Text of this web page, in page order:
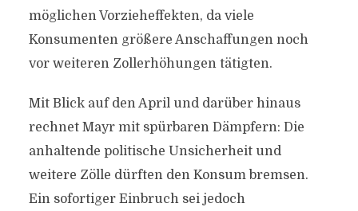
möglichen Vorzieheffekten, da viele
Konsumenten größere Anschaffungen noch
vor weiteren Zollerhöhungen tätigten.
Mit Blick auf den April und darüber hinaus
rechnet Mayr mit spürbaren Dämpfern: Die
anhaltende politische Unsicherheit und
weitere Zölle dürften den Konsum bremsen.
Ein sofortiger Einbruch sei jedoch